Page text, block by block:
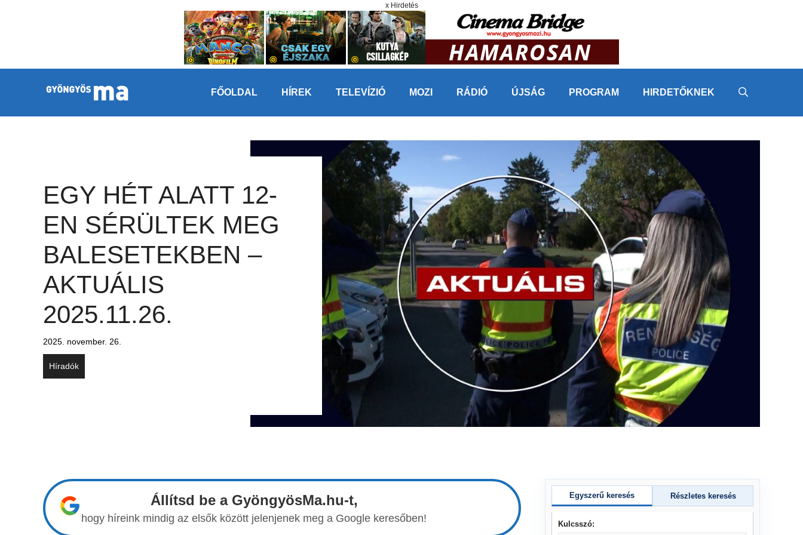
x Hirdetés
FŐOLDAL HÍREK TELEVÍZIÓ MOZI RÁDIÓ ÚJSÁG PROGRAM HIRDETŐKNEK
EGY HÉT ALATT 12-
EN SÉRÜLTEK MEG
BALESETEKBEN –
AKTUÁLIS
2025.11.26.
2025. november. 26.
Híradók
Állítsd be a GyöngyösMa.hu-t,
hogy híreink mindig az elsők között jelenjenek meg a Google keresőben!
Egyszerű keresés Részletes keresés
Kulcsszó: